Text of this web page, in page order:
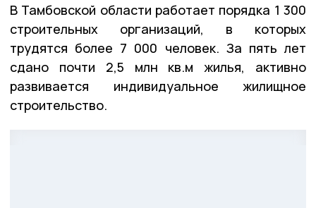
В Тамбовской области работает порядка 1 300
строительных организаций, в которых
трудятся более 7 000 человек. За пять лет
сдано почти 2,5 млн кв.м жилья, активно
развивается индивидуальное жилищное
строительство.